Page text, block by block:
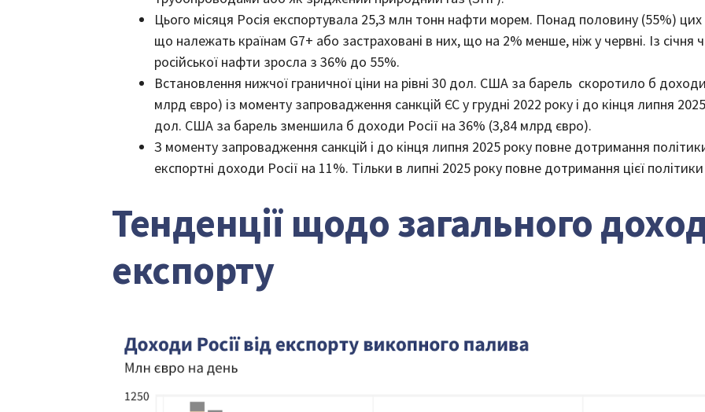
Цього місяця Росія експортувала 25,3 млн тонн нафти морем. Понад половину (55%)
що належать країнам G7+ або застраховані в них, що на 2% менше, ніж у червні. Із січня
російської нафти зросла з 36% до 55%.
Встановлення нижчої граничної ціни на рівні 30 дол. США за барель скоротило б
млрд євро) із моменту запровадження санкцій ЄС у грудні 2022 року і до кінця липня
дол. США за барель зменшила б доходи Росії на 36% (3,84 млрд євро).
З моменту запровадження санкцій і до кінця липня 2025 року повне дотримання
експортні доходи Росії на 11%. Тільки в липні 2025 року повне дотримання цієї
Тенденції щодо загального
експорту